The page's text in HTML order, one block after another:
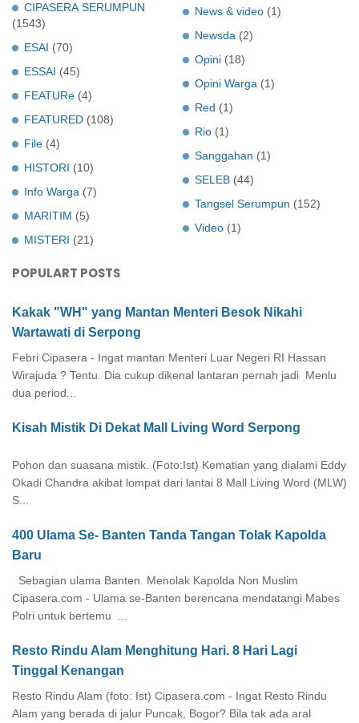
CIPASERA SERUMPUN
(1543)
ESAI (70)
ESSAI (45)
FEATURe (4)
FEATURED (108)
File (4)
HISTORI (10)
Info Warga (7)
MARITIM (5)
MISTERI (21)
News & video (1)
Newsda (2)
Opini (18)
Opini Warga (1)
Red (1)
Rio (1)
Sanggahan (1)
SELEB (44)
Tangsel Serumpun (152)
Video (1)
POPULART POSTS
Kakak "WH" yang Mantan Menteri Besok Nikahi
Wartawati di Serpong
Febri Cipasera - Ingat mantan Menteri Luar Negeri RI Hassan
Wirajuda ? Tentu. Dia cukup dikenal lantaran pernah jadi Menlu
dua period...
Kisah Mistik Di Dekat Mall Living Word Serpong
Pohon dan suasana mistik. (Foto:Ist) Kematian yang dialami Eddy
Okadi Chandra akibat lompat dari lantai 8 Mall Living Word (MLW)
S...
400 Ulama Se- Banten Tanda Tangan Tolak Kapolda
Baru
Sebagian ulama Banten. Menolak Kapolda Non Muslim
Cipasera.com - Ulama se-Banten berencana mendatangi Mabes
Polri untuk bertemu ...
Resto Rindu Alam Menghitung Hari. 8 Hari Lagi
Tinggal Kenangan
Resto Rindu Alam (foto: Ist) Cipasera.com - Ingat Resto Rindu
Alam yang berada di jalur Puncak, Bogor? Bila tak ada aral